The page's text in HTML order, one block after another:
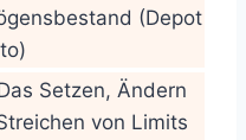
(Depot
Setzen, Ändern
von Limits